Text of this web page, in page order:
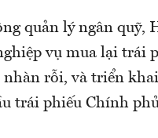
quản lý ngân quỹ,
vụ mua lại trái
nhàn rỗi, và triển
trái phiếu Chính